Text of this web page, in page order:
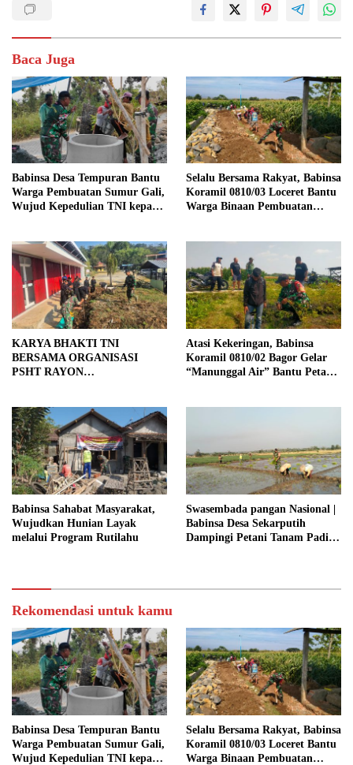
Baca Juga
Babinsa Desa Tempuran Bantu
Warga Pembuatan Sumur Gali,
Wujud Kepedulian TNI kepada
Selalu Bersama Rakyat, Babinsa
Koramil 0810/03 Loceret Bantu
Warga Binaan Pembuatan
KARYA BHAKTI TNI
BERSAMA ORGANISASI
PSHT RAYON
ROYONG DAN
KEMANUNGGALAN TNI-
RAKYAT
Atasi Kekeringan, Babinsa
Koramil 0810/02 Bagor Gelar
“Manunggal Air” Bantu Petani
Babinsa Sahabat Masyarakat,
Wujudkan Hunian Layak
melalui Program Rutilahu
Swasembada pangan Nasional |
Babinsa Desa Sekarputih
Dampingi Petani Tanam Padi,
Rekomendasi untuk kamu
Babinsa Desa Tempuran Bantu
Warga Pembuatan Sumur Gali,
Wujud Kepedulian TNI kepada
Selalu Bersama Rakyat, Babinsa
Koramil 0810/03 Loceret Bantu
Warga Binaan Pembuatan